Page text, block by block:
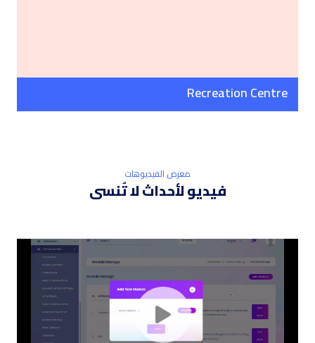
Recreation Centre
معرض الفيديوهات
فيديو لأحداث لا تُنسى